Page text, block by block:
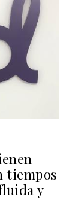
tiempos
y